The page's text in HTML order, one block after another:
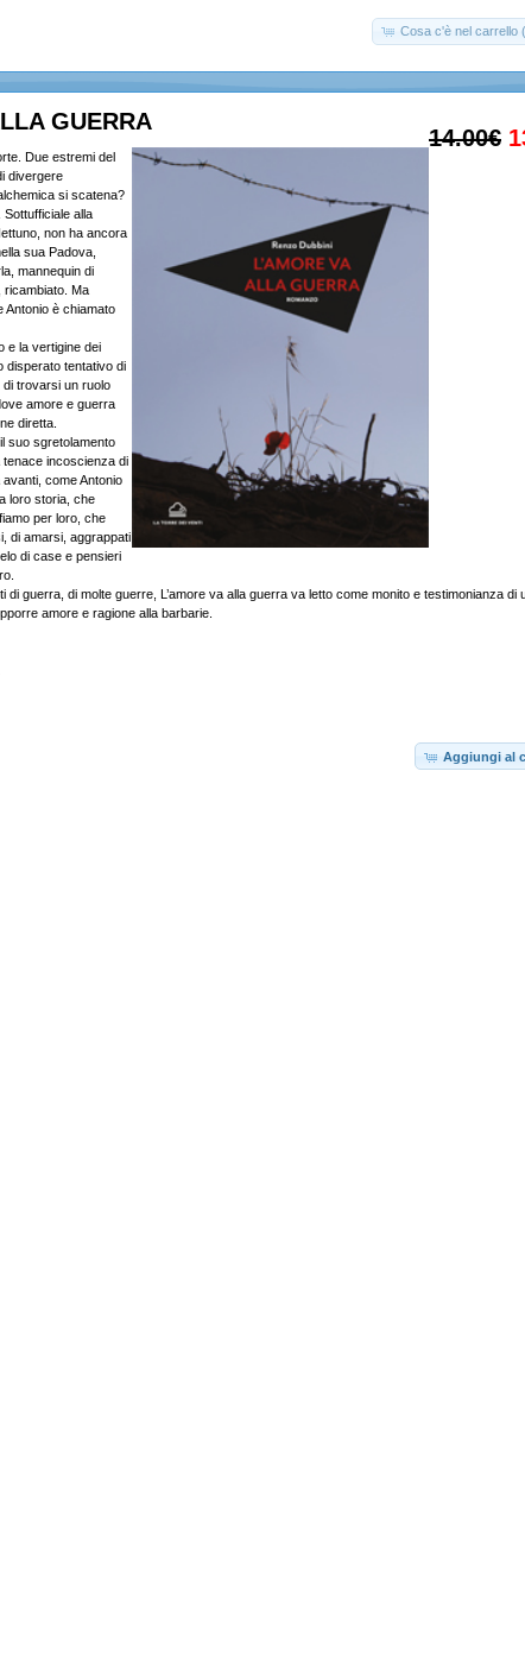
Cosa c'è nel carrello
14.00€
GUERRA
Due estremi del
divergere
si scatena?
Sottufficiale alla
non ha ancora
sua Padova,
mannequin di
ricambiato. Ma
Antonio è chiamato
e la vertigine dei
disperato tentativo di
trovarsi un ruolo
amore e guerra
diretta.
suo sgretolamento
tenace incoscienza di
come Antonio
loro storia, che
per loro, che
di amarsi, aggrappati
di case e pensieri
di guerra, di molte guerre, L’amore va alla guerra va letto come monito e testimonianza di
amore e ragione alla barbarie.
Aggiungi al